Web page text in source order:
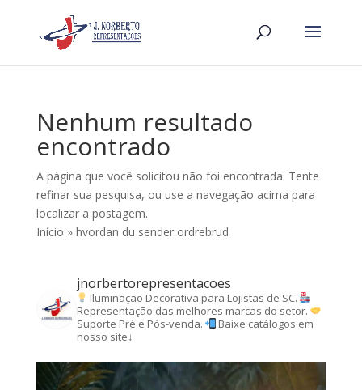
Nenhum resultado
encontrado
A página que você solicitou não foi encontrada. Tente
refinar sua pesquisa, ou use a navegação acima para
localizar a postagem.
Início » hvordan du sender ordrebrud
jnorbertorepresentacoes
Iluminação Decorativa para Lojistas de SC.
Representação das melhores marcas do setor.
Suporte Pré e Pós-venda.
Baixe catálogos em
nosso site↓